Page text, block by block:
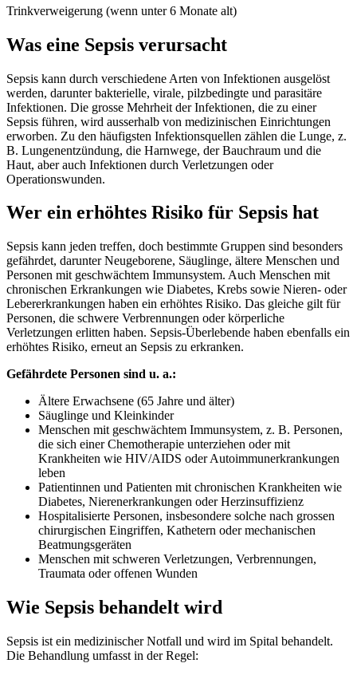
Trinkverweigerung (wenn unter 6 Monate alt)
Was eine Sepsis verursacht
Sepsis kann durch verschiedene Arten von Infektionen ausgelöst
werden, darunter bakterielle, virale, pilzbedingte und parasitäre
Infektionen. Die grosse Mehrheit der Infektionen, die zu einer
Sepsis führen, wird ausserhalb von medizinischen Einrichtungen
erworben. Zu den häufigsten Infektionsquellen zählen die Lunge, z.
B. Lungenentzündung, die Harnwege, der Bauchraum und die
Haut, aber auch Infektionen durch Verletzungen oder
Operationswunden.
Wer ein erhöhtes Risiko für Sepsis hat
Sepsis kann jeden treffen, doch bestimmte Gruppen sind besonders
gefährdet, darunter Neugeborene, Säuglinge, ältere Menschen und
Personen mit geschwächtem Immunsystem. Auch Menschen mit
chronischen Erkrankungen wie Diabetes, Krebs sowie Nieren- oder
Lebererkrankungen haben ein erhöhtes Risiko. Das gleiche gilt für
Personen, die schwere Verbrennungen oder körperliche
Verletzungen erlitten haben. Sepsis-Überlebende haben ebenfalls ein
erhöhtes Risiko, erneut an Sepsis zu erkranken.
Gefährdete Personen sind u. a.:
Ältere Erwachsene (65 Jahre und älter)
Säuglinge und Kleinkinder
Menschen mit geschwächtem Immunsystem, z. B. Personen,
die sich einer Chemotherapie unterziehen oder mit
Krankheiten wie HIV/AIDS oder Autoimmunerkrankungen
leben
Patientinnen und Patienten mit chronischen Krankheiten wie
Diabetes, Nierenerkrankungen oder Herzinsuffizienz
Hospitalisierte Personen, insbesondere solche nach grossen
chirurgischen Eingriffen, Kathetern oder mechanischen
Beatmungsgeräten
Menschen mit schweren Verletzungen, Verbrennungen,
Traumata oder offenen Wunden
Wie Sepsis behandelt wird
Sepsis ist ein medizinischer Notfall und wird im Spital behandelt.
Die Behandlung umfasst in der Regel: